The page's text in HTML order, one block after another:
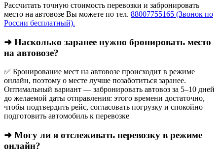
Рассчитать точную стоимость перевозки и забронировать
место на автовозе Вы можете по тел. 88007755165 (Звонок по
России бесплатный).
➜ Насколько заранее нужно бронировать место
на автовозе?
✅ Бронирование мест на автовозе происходит в режиме
онлайн, поэтому о месте лучше позаботиться заранее.
Оптимальный вариант — забронировать автовоз за 5–10 дней
до желаемой даты отправления: этого времени достаточно,
чтобы подтвердить рейс, согласовать погрузку и спокойно
подготовить автомобиль к перевозке
➜ Могу ли я отслеживать перевозку в режиме
онлайн?